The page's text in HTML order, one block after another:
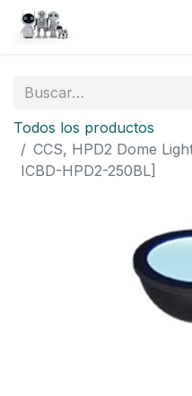
Todos los productos
CCS, HPD2 Dome
ICBD-HPD2-250BL]